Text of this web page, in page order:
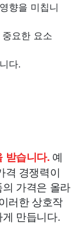
향을 미칩니
요한 요소
다.
받습니다. 예
격 경쟁력이
가격은 올라
러한 상호작
만듭니다.